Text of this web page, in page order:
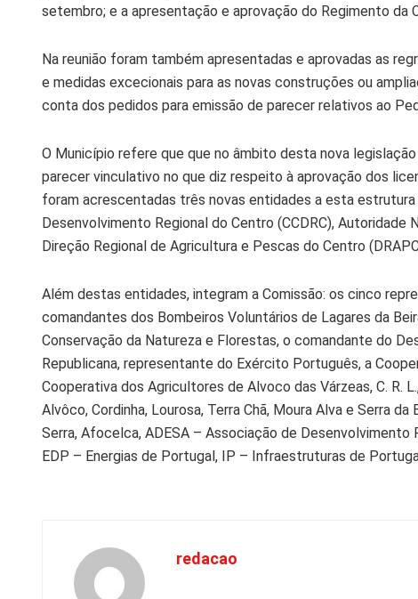
setembro; e a apresentação e aprovação do Regimento da
Na reunião foram também apresentadas e aprovadas as
e medidas excecionais para as novas construções ou
conta dos pedidos para emissão de parecer relativos ao
O Município refere que que no âmbito desta nova
parecer vinculativo no que diz respeito à aprovação dos
foram acrescentadas três novas entidades a esta estrutura
Desenvolvimento Regional do Centro (CCDRC),
Direção Regional de Agricultura e Pescas do Centro
Além destas entidades, integram a Comissão: os cinco
comandantes dos Bombeiros Voluntários de Lagares da
Conservação da Natureza e Florestas, o comandante do
Republicana, representante do Exército Português, a
Cooperativa dos Agricultores de Alvoco das Várzeas, C. R.
Alvôco, Cordinha, Lourosa, Terra Chã, Moura Alva e Serra
Serra, Afocelca, ADESA – Associação de Desenvolvimento
EDP – Energias de Portugal, IP – Infraestruturas de
redacao